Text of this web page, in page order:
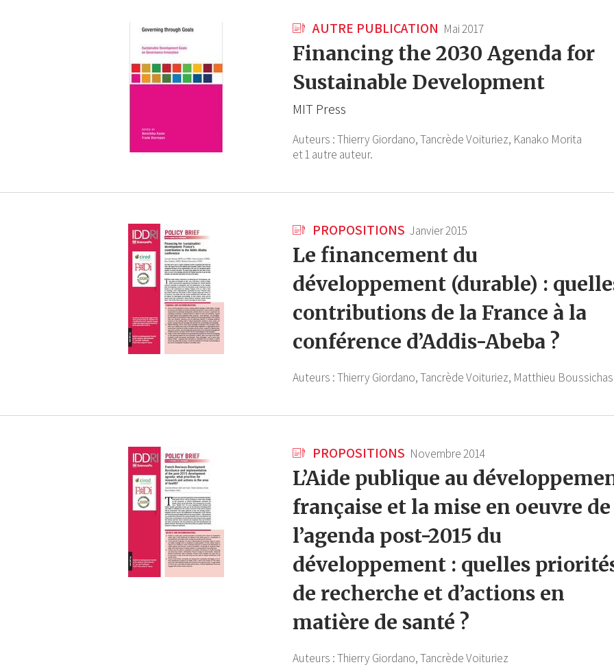
AUTRE PUBLICATION Mai 2017
Financing the 2030 Agenda for
Sustainable Development
MIT Press
Auteurs :Thierry Giordano,Tancrède Voituriez, Kanako Morita
et 1 autre auteur.
PROPOSITIONS Janvier 2015
Le financement du
développement (durable) :
contributions de la France à la
conférence d’Addis-Abeba ?
Auteurs :Thierry Giordano,Tancrède Voituriez, Matthieu Boussichas
PROPOSITIONS Novembre 2014
L’Aide publique au
française et la mise en oeuvre de
l’agenda post-2015 du
développement : quelles
de recherche et d’actions en
matière de santé ?
Auteurs :Thierry Giordano,Tancrède Voituriez